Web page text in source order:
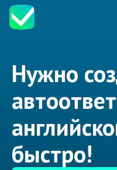
Нужно
быстро!